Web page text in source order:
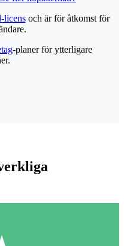
licensoch är för åtkomst för
-planer för ytterligare